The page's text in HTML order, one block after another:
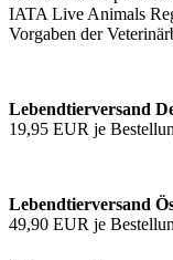
IATA Live Animals
Vorgaben der
Lebendtierversand
19,95 EUR je
Lebendtierversand
49,90 EUR je